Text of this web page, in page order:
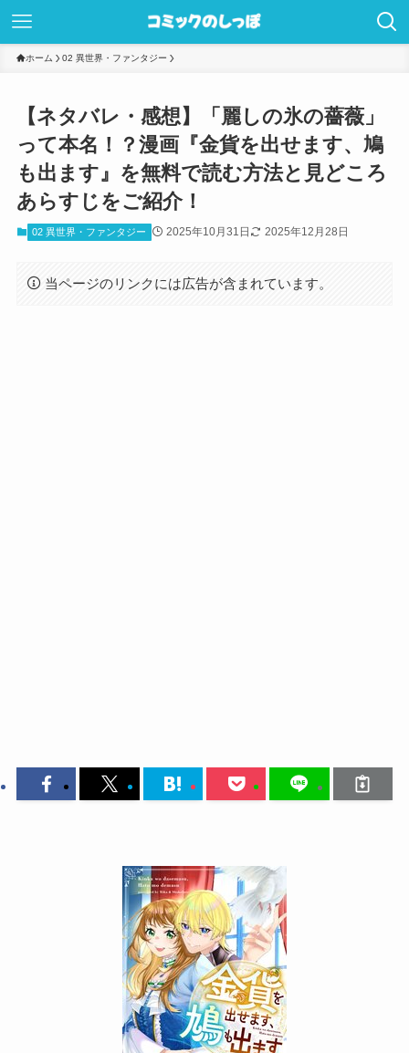
ホーム 02 異世界・ファンタジー
【ネタバレ・感想】「麗しの氷の薔薇」
って本名！？漫画『金貨を出せます、鳩
も出ます』を無料で読む方法と見どころ
あらすじをご紹介！
02 異世界・ファンタジー 2025年10月31日 2025年12月28日
当ページのリンクには広告が含まれています。